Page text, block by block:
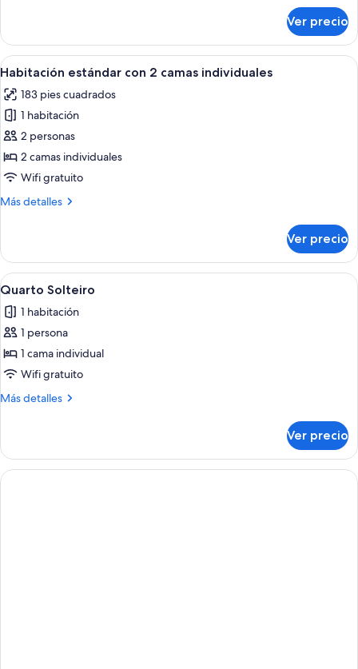
doble
estándar
Ver precio
Abrir
todas
las
fotos
de
Habitación
estándar
2
Habitación de hotel con dos camas,
13
Habitación estándar con 2 camas individuales
183 pies cuadrados
1 habitación
2 personas
2 camas individuales
Wifi gratuito
Más detalles
Más
estándar
con
2
individuales
Ver precio
Abrir
todas
las
fotos
de
Quarto
Solteiro
Una habitación de hotel con una
11
Quarto Solteiro
1 habitación
1 persona
1 cama individual
Wifi gratuito
Más detalles
Más
Solteiro
Ver precio